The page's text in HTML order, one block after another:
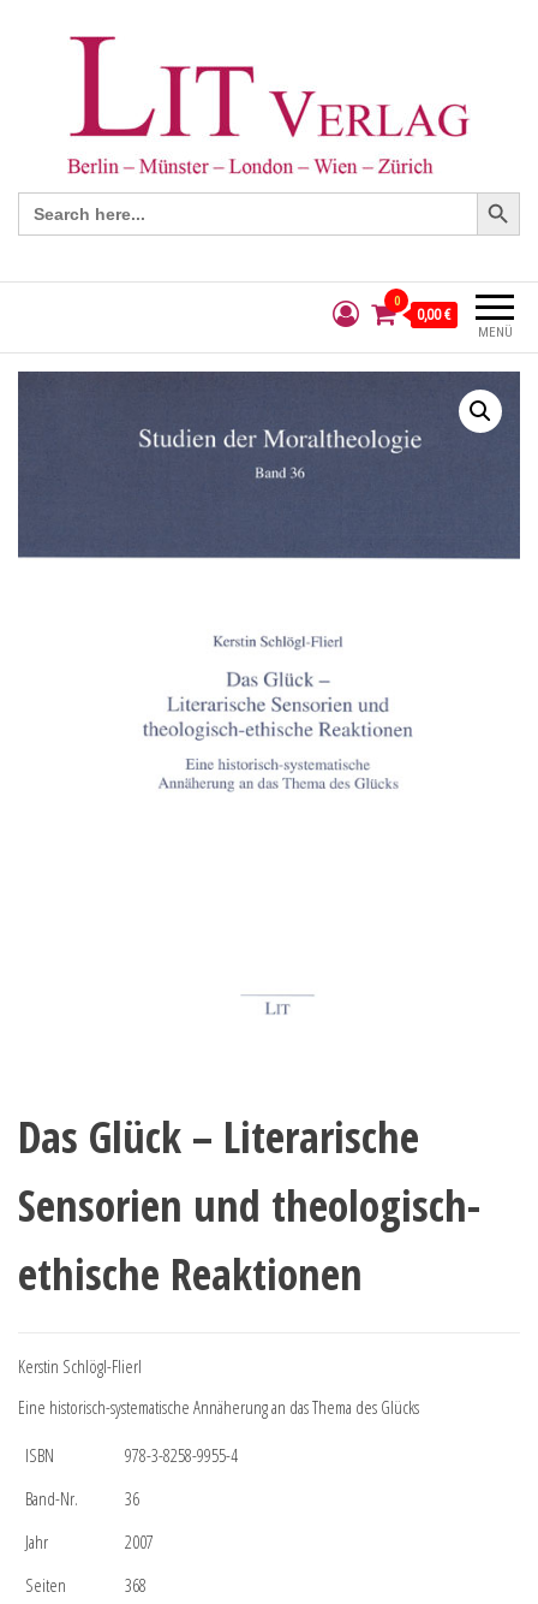
Search
for:
Search Button
MENÜ
0
0,00 €
Das Glück – Literarische
Sensorien und theologisch-
ethische Reaktionen
Kerstin Schlögl-Flierl
Eine historisch-systematische Annäherung an das Thema des Glücks
ISBN
978-3-8258-9955-4
Band-Nr.
36
Jahr
2007
Seiten
368